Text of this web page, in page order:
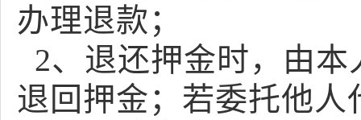
办理退款；
2、退还押金时，由
退回押金；若委托他